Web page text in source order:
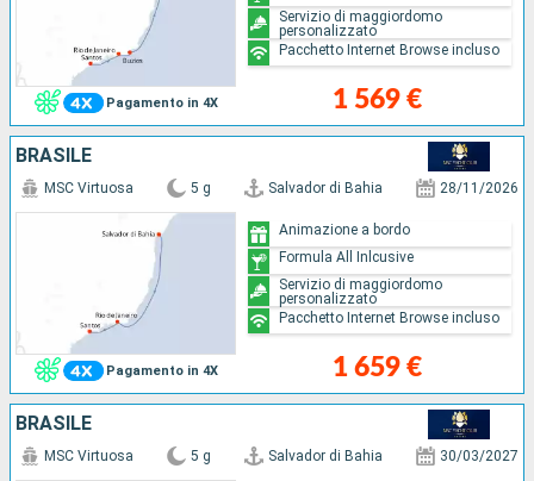
Pagamento in 4X 1 569 €
Servizio di maggiordomo
personalizzato
Pacchetto Internet Browse incluso
BRASILE
Pagamento in 4X
MSC Virtuosa 5 g Salvador di Bahia 28/11/2026
1 659 €
Animazione a bordo
Formula All Inlcusive
Servizio di maggiordomo
personalizzato
Pacchetto Internet Browse incluso
BRASILE
MSC Virtuosa 5 g Salvador di Bahia 30/03/2027